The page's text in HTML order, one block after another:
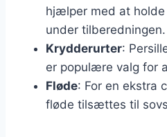
hjælper med at
under tilberedningen.
Krydderurter:
er populære valg for
Fløde: For en ekstra
fløde tilsættes til